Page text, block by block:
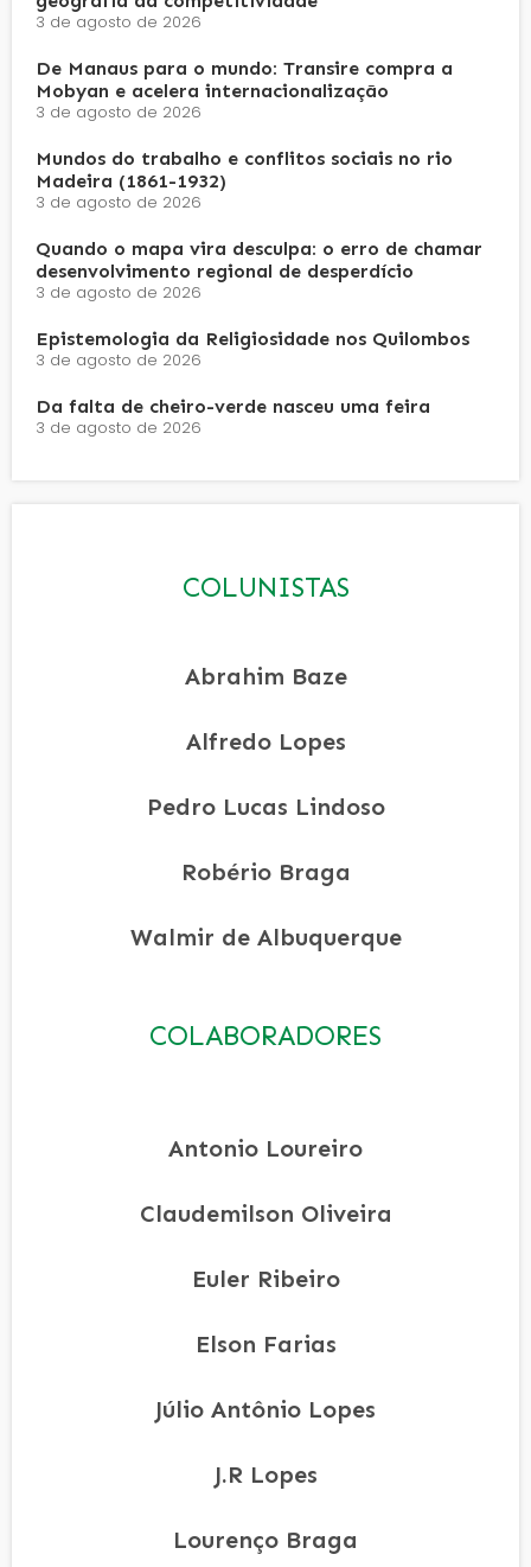
3 de agosto de 2026
De Manaus para o mundo: Transire compra a
Mobyan e acelera internacionalização
3 de agosto de 2026
Mundos do trabalho e conflitos sociais no rio
Madeira (1861-1932)
3 de agosto de 2026
Quando o mapa vira desculpa: o erro de chamar
desenvolvimento regional de desperdício
3 de agosto de 2026
Epistemologia da Religiosidade nos Quilombos
3 de agosto de 2026
Da falta de cheiro-verde nasceu uma feira
3 de agosto de 2026
COLUNISTAS
Abrahim Baze
Alfredo Lopes
Pedro Lucas Lindoso
Robério Braga
Walmir de Albuquerque
COLABORADORES
Antonio Loureiro
Claudemilson Oliveira
Euler Ribeiro
Elson Farias
Júlio Antônio Lopes
J.R Lopes
Lourenço Braga